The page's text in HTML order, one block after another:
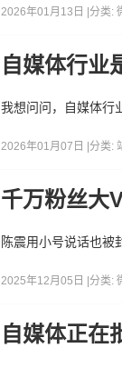
2026年01月13日 | 分类:
自媒体行业
我想问问，自媒体行
2026年01月07日 | 分类:
千万粉丝大
陈震用小号说话也被
2025年12月05日 | 分类:
自媒体正在